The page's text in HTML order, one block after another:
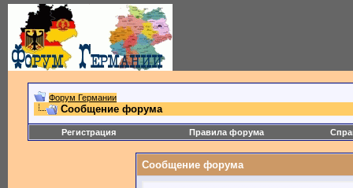
Форум Германии
Сообщение форума
Регистрация Правила форума
Сообщение форума